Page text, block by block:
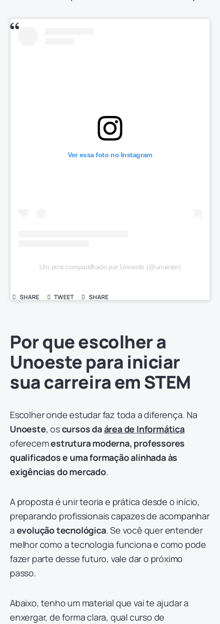
Ver essa foto no Instagram
Um post compartilhado por Unoeste (@unoeste)
SHARE TWEET SHARE
Por que escolher a
Unoeste para iniciar
sua carreira em STEM
Escolher onde estudar faz toda a diferença. Na
Unoeste, oscursos daárea de Informática
oferecemestrutura moderna, professores
qualificados e uma formação alinhada às
exigências do mercado.
A proposta é unir teoria e prática desde o início,
preparando profissionais capazes de acompanhar
a evolução tecnológica. Se você quer entender
melhor como a tecnologia funciona e como pode
fazer parte desse futuro, vale dar o próximo
passo.
Abaixo, tenho um material que vai te ajudar a
enxergar, de forma clara, qual curso de